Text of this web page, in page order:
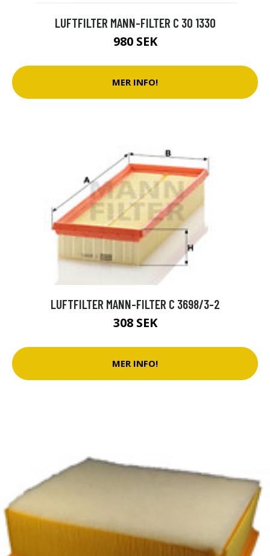
LUFTFILTER MANN-FILTER C 30 1330
980 SEK
MER INFO!
LUFTFILTER MANN-FILTER C 3698/3-2
308 SEK
MER INFO!